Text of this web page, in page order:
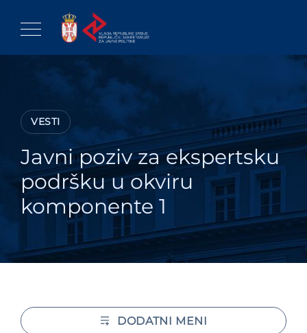
content
VESTI
Javni poziv za ekspertsku
podršku u okviru
komponente 1
DODATNI MENI